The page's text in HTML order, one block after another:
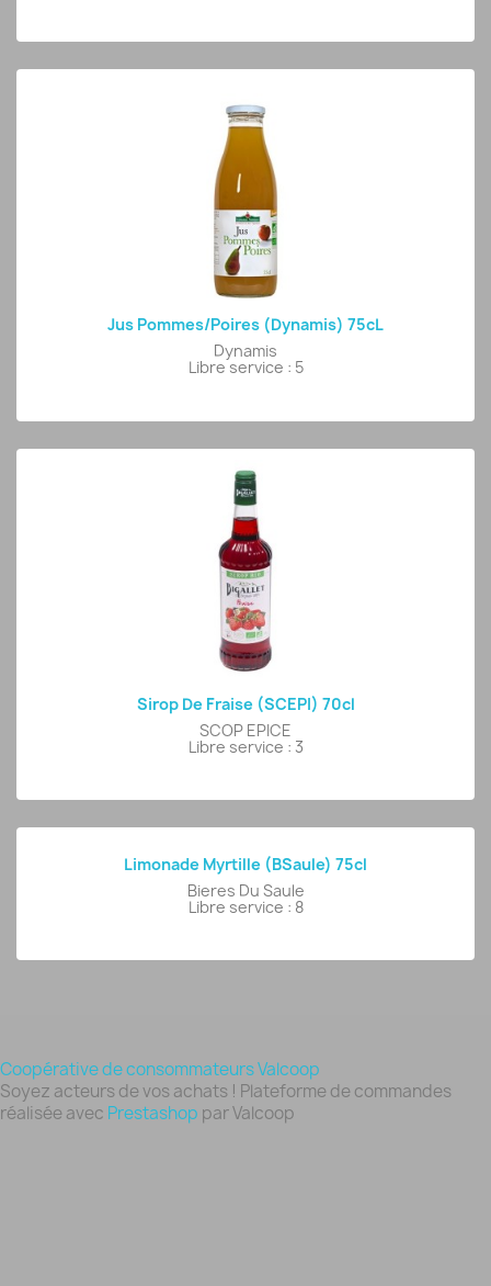
Jus Pommes/poires (Dynamis) 75cL
Dynamis
Libre service : 5
Sirop De Fraise (SCEPI) 70cl
SCOP EPICE
Libre service : 3
Limonade Myrtille (BSaule) 75cl
Bieres Du Saule
Libre service : 8
Coopérative de consommateurs Valcoop
Soyez acteurs de vos achats ! Plateforme de commandes
réalisée avec Prestashop par Valcoop